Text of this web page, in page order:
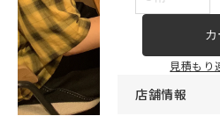
見積もり
店舗情報